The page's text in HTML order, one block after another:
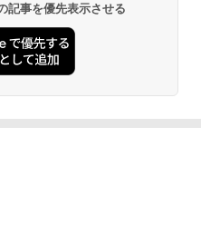
ステンレス保冷剤 2個セット 2
ル 急速冷凍 空間倍増 衛生的
冷力長持ち
記事を優先表示させる